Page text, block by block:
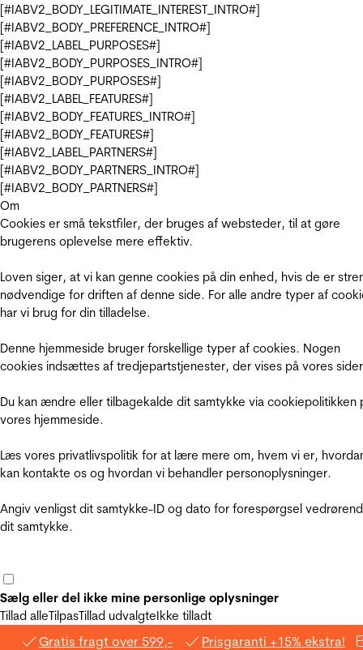
[#IABV2_BODY_LEGITIMATE_INTEREST_INTRO#]
[#IABV2_BODY_PREFERENCE_INTRO#]
[#IABV2_LABEL_PURPOSES#]
[#IABV2_BODY_PURPOSES_INTRO#]
[#IABV2_BODY_PURPOSES#]
[#IABV2_LABEL_FEATURES#]
[#IABV2_BODY_FEATURES_INTRO#]
[#IABV2_BODY_FEATURES#]
[#IABV2_LABEL_PARTNERS#]
[#IABV2_BODY_PARTNERS_INTRO#]
[#IABV2_BODY_PARTNERS#]
Om
Cookies er små tekstfiler, der bruges af websteder, til at gøre
brugerens oplevelse mere effektiv.
Loven siger, at vi kan genne cookies på din enhed, hvis de er
nødvendige for driften af denne side. For alle andre typer af
har vi brug for din tilladelse.
Denne hjemmeside bruger forskellige typer af cookies. Nogen
cookies indsættes af tredjepartstjenester, der vises på vores
Du kan ændre eller tilbagekalde dit samtykke via cookiepolitikken
vores hjemmeside.
Læs vores privatlivspolitik for at lære mere om, hvem vi er,
kan kontakte os og hvordan vi behandler personoplysninger.
Angiv venligst dit samtykke-ID og dato for forespørgsel
dit samtykke.
Sælg eller del ikke mine personlige oplysninger
Tillad alleTilpasTillad udvalgteIkke tilladt
Gratis fragt over 599,- Prisgaranti +15% ekstra!